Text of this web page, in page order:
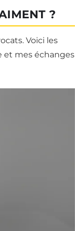
?
Voici les
et mes échanges